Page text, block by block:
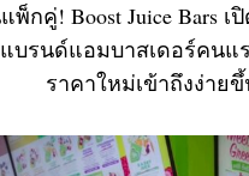
กคู่! Boost Juice Bars เ
บรนด์แอมบาสเดอร์คนแ
ราคาใหม่เข้าถึงง่าย